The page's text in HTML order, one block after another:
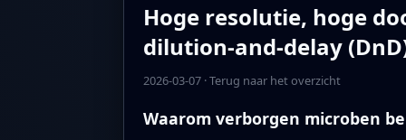
Hoge resolutie, hoge
dilution‑and‑delay
2026-03-07·Terug naar het overzicht
Waarom verborgen microben